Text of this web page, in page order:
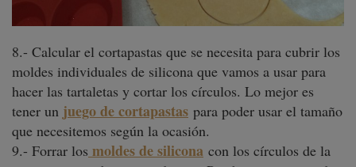
8.- Calcular el cortapastas que se necesita para cubrir los
moldes individuales de silicona que vamos a usar para
hacer las tartaletas y cortar los círculos. Lo mejor es
tener un juego de cortapastas para poder usar el tamaño
que necesitemos según la ocasión.
9.- Forrar los moldes de silicona con los círculos de la